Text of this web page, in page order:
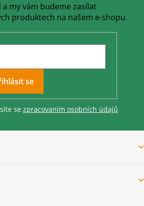
a my vám budeme zasílat
produktech na našem e-shopu.
se
se zpracovaním osobních údajů